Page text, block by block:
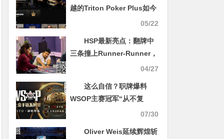
越的Triton Poker Plus如今
05/22
HSP最新亮点：翻牌中
三条撞上Runner-Runner，
04/27
这么自信？职牌爆料
WSOP主赛冠军“从不复
07/30
Oliver Weis延续辉煌斩